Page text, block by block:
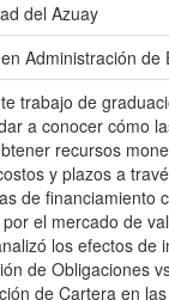
del Azuay
Administración de
trabajo de
a conocer cómo
recursos
y plazos a
de financiamiento
el mercado de
los efectos de
de Obligaciones
de Cartera en